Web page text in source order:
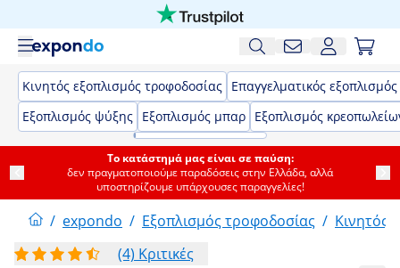
Κινητός εξοπλισμός τροφοδοσίας Επαγγελματικός
Εξοπλισμός ψύξης Εξοπλισμός μπαρ Εξοπλισμός
Το κατάστημά μας είναι σε παύση:
δεν πραγματοποιούμε παραδόσεις στην Ελλάδα, αλλά
υποστηρίζουμε υπάρχουσες παραγγελίες!
/ expondo / Εξοπλισμός τροφοδοσίας / Κινητός
(4) Κριτικές